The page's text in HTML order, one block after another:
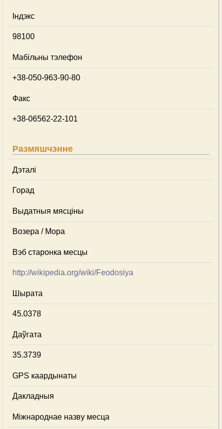
Індэкс
98100
Мабільны тэлефон
+38-050-963-90-80
Факс
+38-06562-22-101
Размяшчэнне
Дэталі
Горад
Выдатныя мясціны
Возера / Мора
Вэб старонка месцы
http://wikipedia.org/wiki/Feodosiya
Шырата
45.0378
Даўгата
35.3739
GPS каардынаты
Дакладныя
Міжнароднае назву месца